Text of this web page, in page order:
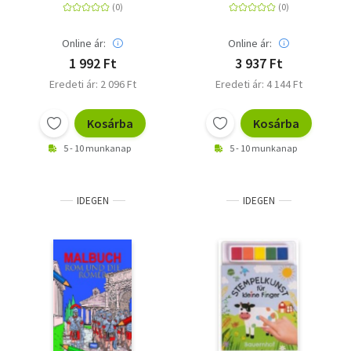
Online ár:
1 992 Ft
Eredeti ár: 2 096 Ft
Kosárba
5 - 10 munkanap
Buchstaben lernen,
Online ár:
3 937 Ft
Eredeti ár: 4 144 Ft
Kosárba
5 - 10 munkanap
IDEGEN IDEGEN